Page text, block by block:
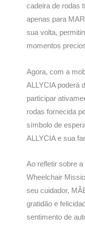
cadeira de rodas
apenas para
sua volta,
momentos
Agora, com a
ALLYCIA poderá
participar
rodas fornecida
símbolo de
ALLYCIA e sua
Ao refletir sobre
Wheelchair
seu cuidador,
gratidão e
sentimento de